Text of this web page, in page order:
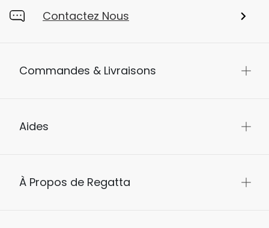
Contactez Nous
Commandes & Livraisons
Aides
À Propos de Regatta